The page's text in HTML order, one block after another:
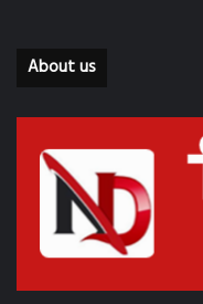
About us